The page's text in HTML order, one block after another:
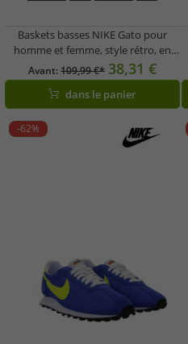
Baskets basses NIKE Gato pour
homme et femme, style rétro, en
cuir véritable, idéales pour l'intérieur
(HQ6020 600, rouge bordeaux)
Avant:109,99 €* 38,31 €
dans le panier
-62%